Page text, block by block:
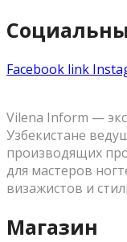
Facebook link
Vilena Inform —
Узбекистане
производящих
для мастеров
визажистов и
Магазин